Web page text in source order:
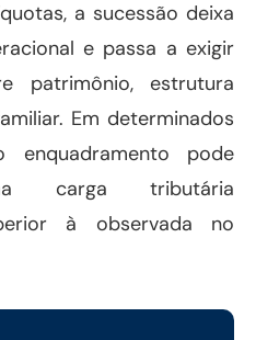
a sucessão deixa
e passa a exigir
patrimônio, estrutura
Em determinados
enquadramento pode
carga tributária
à observada no